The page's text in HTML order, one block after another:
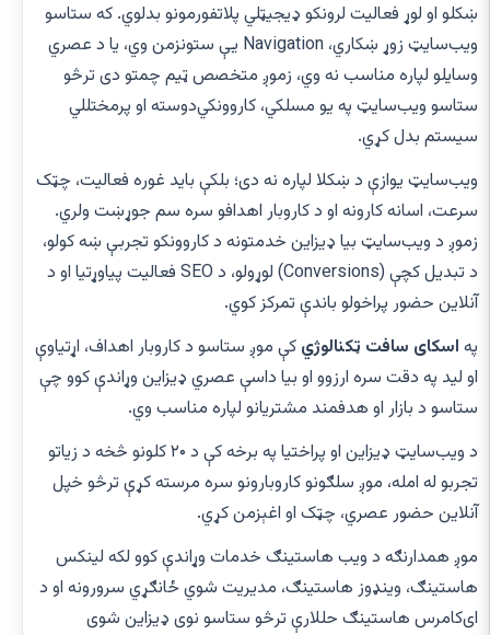
ښکلو او لوړ فعالیت لرونکو ډیجیټلي پلاتفورمونو بدلوي. که ستاسو
ویب‌سایټ زوړ ښکاري، Navigation یې ستونزمن وي، یا د عصري
وسایلو لپاره مناسب نه وي، زموږ متخصص ټیم چمتو دی ترڅو
ستاسو ویب‌سایټ په یو مسلکي، کاروونکي‌دوسته او پرمختللي
سیستم بدل کړي.
ویب‌سایټ یوازې د ښکلا لپاره نه دی؛ بلکې باید غوره فعالیت، چټک
سرعت، اسانه کارونه او د کاروبار اهدافو سره سم جوړښت ولري.
زموږ د ویب‌سایټ بیا ډیزاین خدمتونه د کاروونکو تجربې ښه کولو،
د تبدیل کچې (Conversions) لوړولو، د SEO فعالیت پیاوړتیا او د
آنلاین حضور پراخولو باندې تمرکز کوي.
په اسکای سافت ټکنالوژي کې موږ ستاسو د کاروبار اهداف، اړتیاوې
او لید په دقت سره ارزوو او بیا داسې عصري ډیزاین وړاندې کوو چې
ستاسو د بازار او هدفمند مشتریانو لپاره مناسب وي.
د ویب‌سایټ ډیزاین او پراختیا په برخه کې د ۲۰ کلونو څخه د زیاتو
تجربو له امله، موږ سلګونو کاروبارونو سره مرسته کړې ترڅو خپل
آنلاین حضور عصري، چټک او اغېزمن کړي.
موږ همدارنګه د ویب هاستینګ خدمات وړاندې کوو لکه لینکس
هاستینګ، وینډوز هاستینګ، مدیریت شوي ځانګړي سرورونه او د
ای‌کامرس هاستینګ حللارې ترڅو ستاسو نوی ډیزاین شوی